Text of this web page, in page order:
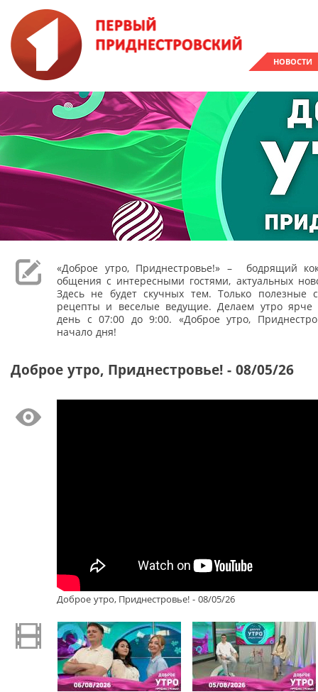
НОВОСТИ
«Доброе утро, Приднестровье!» – бодрящий
общения с интересными гостями, актуальных
Здесь не будет скучных тем. Только полезные
рецепты и веселые ведущие. Делаем утро ярче
день с 07:00 до 9:00. «Доброе утро,
начало дня!
Доброе утро, Приднестровье! - 08/05/26
Доброе утро, Приднестровье! - 08/05/26